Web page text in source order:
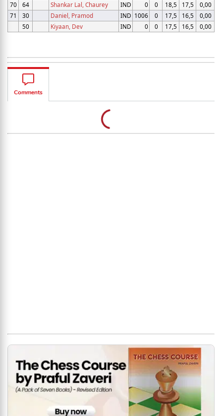
70
64 Shankar Lal, Chaurey IND 0 0 18,5 17,5
0,00
71
30 Daniel, Pramod IND 1006 0 17,5 16,5
0,00
50
Kiyaan, Dev IND 0 0 17,5 16,5 0,00